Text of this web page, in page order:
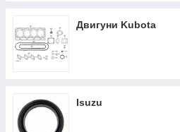
Двигуни Kubota
Isuzu